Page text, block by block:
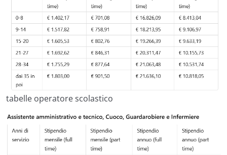
tabelle operatore scolastico